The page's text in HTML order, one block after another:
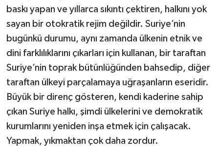
baskı yapan ve yıllarca sıkıntı çektiren, halkını yok
sayan bir otokratik rejim değildir. Suriye’nin
bugünkü durumu, aynı zamanda ülkenin etnik ve
dini farklılıklarını çıkarları için kullanan, bir taraftan
Suriye’nin toprak bütünlüğünden bahsedip, diğer
taraftan ülkeyi parçalamaya uğraşanların eseridir.
Büyük bir direnç gösteren, kendi kaderine sahip
çıkan Suriye halkı, şimdi ülkelerini ve demokratik
kurumlarını yeniden inşa etmek için çalışacak.
Yapmak, yıkmaktan çok daha zordur.